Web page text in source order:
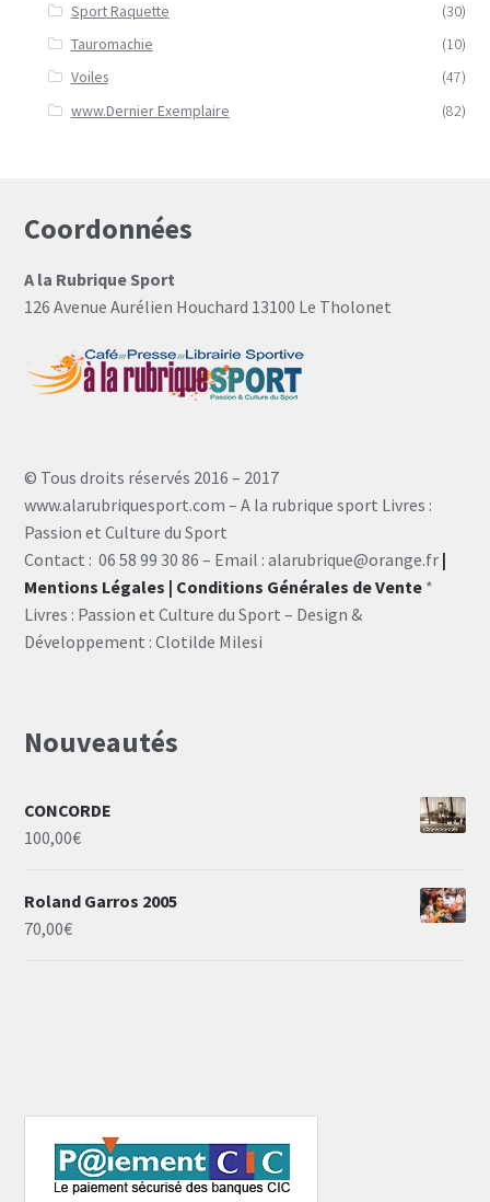
Sport Raquette
(30)
Tauromachie
(10)
Voiles
(47)
www.Dernier Exemplaire
(82)
Coordonnées
A la Rubrique Sport
126 Avenue Aurélien Houchard 13100 Le Tholonet
© Tous droits réservés 2016 – 2017
www.alarubriquesport.com – A la rubrique sport Livres :
Passion et Culture du Sport
Contact : 06 58 99 30 86 – Email : alarubrique@orange.fr |
Mentions Légales | Conditions Générales de Vente *
Livres : Passion et Culture du Sport – Design &
Développement : Clotilde Milesi
Nouveautés
CONCORDE
100,00€
Roland Garros 2005
70,00€